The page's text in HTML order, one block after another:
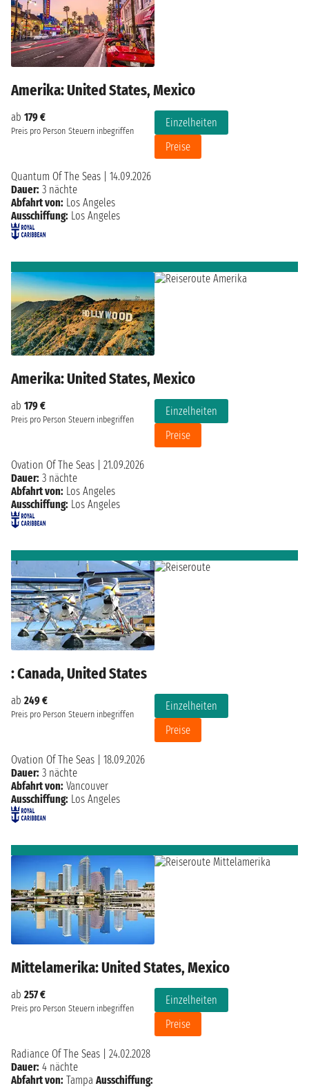
Amerika: United States, Mexico
ab 179 €
Preis pro Person Steuern inbegriffen
Einzelheiten
Preise
Quantum Of The Seas
14.09.2026
Dauer: 3 nächte
Abfahrt von: Los Angeles
Ausschiffung: Los Angeles
Amerika: United States, Mexico
ab 179 €
Preis pro Person Steuern inbegriffen
Einzelheiten
Preise
Ovation Of The Seas
21.09.2026
Dauer: 3 nächte
Abfahrt von: Los Angeles
Ausschiffung: Los Angeles
: Canada, United States
ab 249 €
Preis pro Person Steuern inbegriffen
Einzelheiten
Preise
Ovation Of The Seas
18.09.2026
Dauer: 3 nächte
Abfahrt von: Vancouver
Ausschiffung: Los Angeles
Mittelamerika: United States, Mexico
ab 257 €
Preis pro Person Steuern inbegriffen
Einzelheiten
Preise
Radiance Of The Seas
24.02.2028
Dauer: 4 nächte
Abfahrt von: Tampa Ausschiffung: